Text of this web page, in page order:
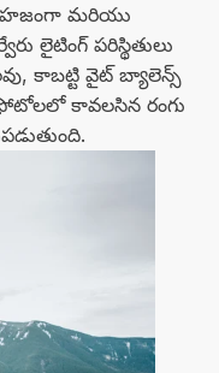
మరియు
లైటింగ్ పరిస్థితులు
కాబట్టి వైట్ బ్యాలెన్స్
కావలసిన రంగు